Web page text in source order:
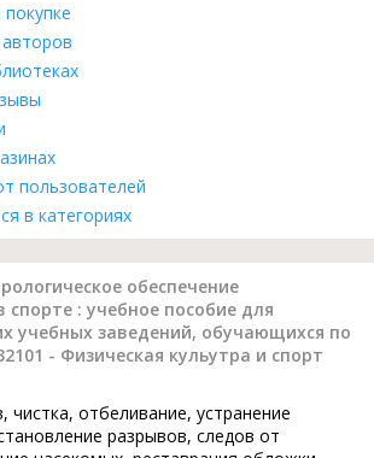
пользователей
в категориях
обеспечение
спорте : учебное пособие для
учебных заведений, обучающихся по
- Физическая кульутра и спорт
чистка, отбеливание, устранение
разрывов, следов от